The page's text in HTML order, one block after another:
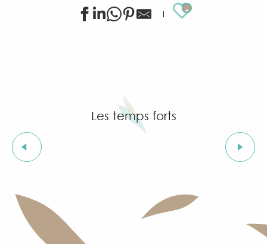
Ajouter
"Cartel del Chipo" à l'After Beach
Exposition d'art tribal Gond "Jungle indienne" par
Grimaud Art Urbain - Festival de street art
Visite guidée du village de Grimaud (guide privée)
Exposition "Le château de Grimaud"
"SOS Cartel Radio" à l'After Beach
Les temps forts